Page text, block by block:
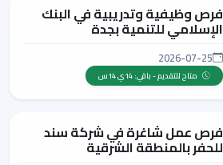
فرص وظيفية وتدريبية في البنك
الإسلامي للتنمية بجدة
2026-07-25
متاح للتقديم - باقي: 14ي 14س
فرص عمل شاغرة في شركة سند
للحفر بالمنطقة الشرقية